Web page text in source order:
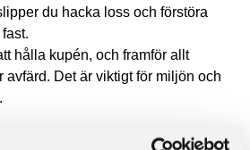
du hacka loss och förstöra
hålla kupén, och framför allt
avfärd. Det är viktigt för miljön och